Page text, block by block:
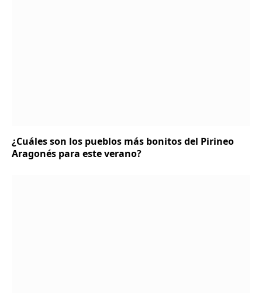
¿Cuáles son los pueblos más bonitos del Pirineo
Aragonés para este verano?